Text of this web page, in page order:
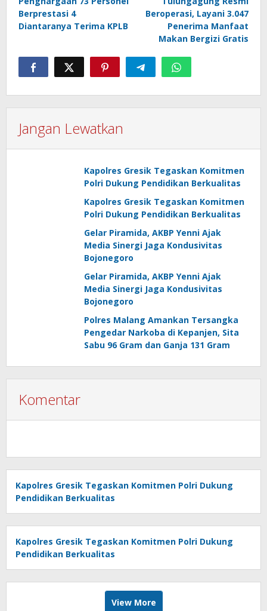
Berprestasi 4
Diantaranya Terima KPLB
Beroperasi, Layani 3.047
Penerima Manfaat
Makan Bergizi Gratis
Jangan Lewatkan
Kapolres Gresik Tegaskan Komitmen
Polri Dukung Pendidikan Berkualitas
Kapolres Gresik Tegaskan Komitmen
Polri Dukung Pendidikan Berkualitas
Gelar Piramida, AKBP Yenni Ajak
Media Sinergi Jaga Kondusivitas
Bojonegoro
Gelar Piramida, AKBP Yenni Ajak
Media Sinergi Jaga Kondusivitas
Bojonegoro
Polres Malang Amankan Tersangka
Pengedar Narkoba di Kepanjen, Sita
Sabu 96 Gram dan Ganja 131 Gram
Komentar
Kapolres Gresik Tegaskan Komitmen Polri Dukung
Pendidikan Berkualitas
Kapolres Gresik Tegaskan Komitmen Polri Dukung
Pendidikan Berkualitas
View More